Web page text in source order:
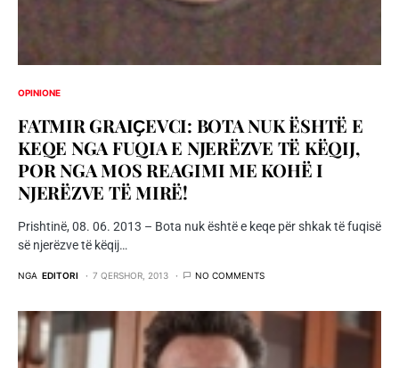
OPINIONE
FATMIR GRAIҪEVCI: BOTA NUK ËSHTË E
KEQE NGA FUQIA E NJERËZVE TË KËQIJ,
POR NGA MOS REAGIMI ME KOHË I
NJERËZVE TË MIRË!
Prishtinë, 08. 06. 2013 – Bota nuk është e keqe për shkak të fuqisë
së njerëzve të këqij…
NGA EDITORI 7 QERSHOR, 2013 NO COMMENTS